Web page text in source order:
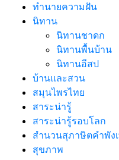
ทํานายความฝัน
นิทาน
นิทานชาดก
นิทานพื้นบ้าน
นิทานอีสป
บ้านและสวน
สมุนไพรไทย
สาระน่ารู้
สาระน่ารู้รอบโลก
สำนวนสุภาษิตคำพัง
สุขภาพ